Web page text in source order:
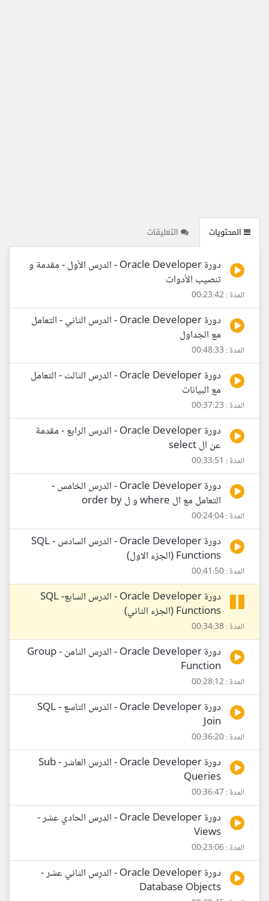
المحتويات التعليقات
دورة Oracle Developer - الدرس الأول - مقدمة و
تنصيب الأدوات
المدة : 00:23:42
دورة Oracle Developer - الدرس الثاني - التعامل
مع الجداول
المدة : 00:48:33
دورة Oracle Developer - الدرس الثالث - التعامل
مع البيانات
المدة : 00:37:23
دورة Oracle Developer - الدرس الرابع - مقدمة
عن ال select
المدة : 00:33:51
دورة Oracle Developer - الدرس الخامس -
التعامل مع ال where و ل order by
المدة : 00:24:04
دورة Oracle Developer - الدرس السادس - SQL
Functions (الجزء الاول)
المدة : 00:41:50
دورة Oracle Developer - الدرس السابع- SQL
Functions (الجزء الثاني)
المدة : 00:34:38
دورة Oracle Developer - الدرس الثامن - Group
Function
المدة : 00:28:12
دورة Oracle Developer - الدرس التاسع - SQL
Join
المدة : 00:36:20
دورة Oracle Developer - الدرس العاشر - Sub
Queries
المدة : 00:36:47
دورة Oracle Developer - الدرس الحادي عشر -
Views
المدة : 00:23:06
دورة Oracle Developer - الدرس الثاني عشر -
Database Objects